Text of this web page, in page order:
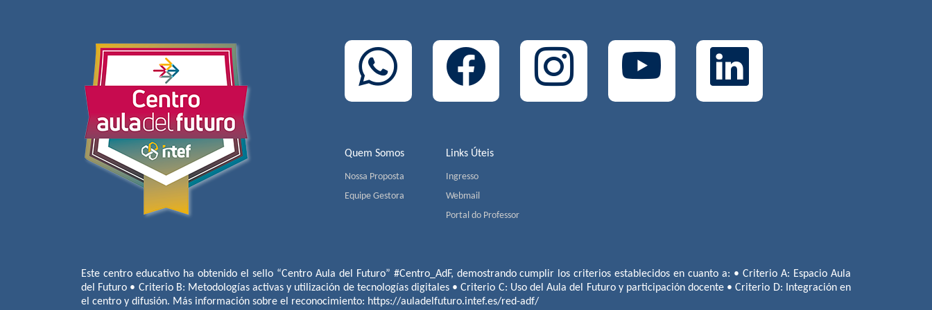
Quem Somos
Nossa Proposta
Equipe Gestora
Links Úteis
Ingresso
Webmail
Portal do Professor
Este centro educativo ha obtenido el sello “Centro Aula del Futuro” #Centro_AdF, demostrando cumplir los criterios establecidos en cuanto a: • Criterio A: Espacio Aula
del Futuro • Criterio B: Metodologías activas y utilización de tecnologías digitales • Criterio C: Uso del Aula del Futuro y participación docente • Criterio D: Integración en
el centro y difusión. Más información sobre el reconocimiento: https://auladelfuturo.intef.es/red-adf/